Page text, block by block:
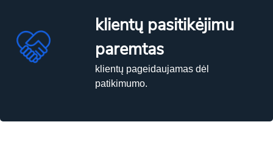
klientų pasitikėjimu
paremtas
klientų pageidaujamas dėl
patikimumo.